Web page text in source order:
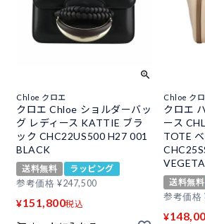
Chloe クロエ
クロエ Chloe ショルダーバッ
グ レディース KATTIE ブラ
ック CHC22US500 H27 001
BLACK
送料無料
ラッピング
参考価格 ¥247,500
¥151,800税込
Chloe ク
クロエ
ース
TOTE
送料無料
参考価格
¥